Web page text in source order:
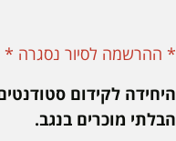
* ההרשמה לסיור נסגרה *
היחידה לקידום
הבלתי מוכרים בנגב.